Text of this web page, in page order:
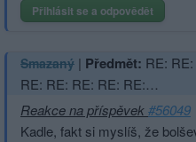
Přihlásit se a odpovědět
Smazaný | Předmět: RE:
RE: RE: RE: RE: RE:…
Reakce na příspěvek#56049
Kadle, fakt si myslíš, že